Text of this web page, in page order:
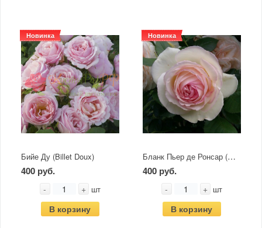
Новинка
Бийе Ду (Billet Doux)
400 руб.
- + шт
В корзину
Новинка
Бланк Пьер де Ронсар (Blanc Pierre de Ronsard)
400 руб.
- + шт
В корзину